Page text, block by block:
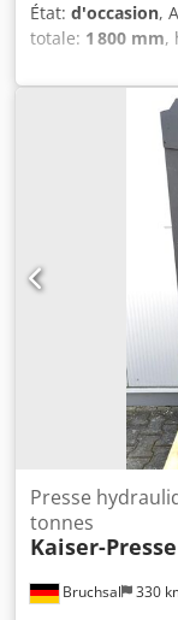
État: d'occasion,
totale: 1 800 mm,
,
demande -
disponible : Non
Conventionnelle
250 mm x 1 400
000 kg Dkjdozm
[unité] : 1
est majoré de la
déductible pour
possibles à tout
Bruchsal 330
Presse
tonnes
Kaiser-Presse